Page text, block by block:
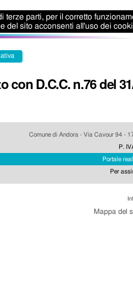
D.C.C. n.76 del
Comune di Andora - Via Cavour 94 -
P.
Portale
Per
Mappa del
parti, per il corretto
del sito acconsenti all'uso dei